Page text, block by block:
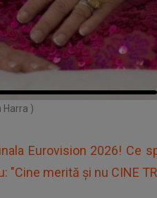
Harra )
Eurovision 2026! Ce
merită și nu CINE